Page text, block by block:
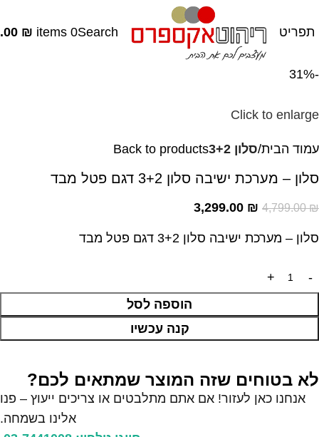
תפריט Search
0
items
₪
-31%
Click to enlarge
עמוד הבית סלון 3+2 Back to products
סלון – מערכת ישיבה סלון 3+2 דגם פטל מבד
4,799.00₪
3,299.00 ₪
סלון – מערכת ישיבה סלון 3+2 דגם פטל מבד
הוספה לסל
קנה עכשיו
לא בטוחים שזה המוצר שמתאים לכם?
אנחנו כאן לעזור! אם אתם מתלבטים או צריכים ייעוץ – פנו
אלינו בשמחה.